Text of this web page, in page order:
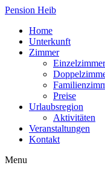
Pension Heib
Home
Unterkunft
Zimmer
Einzelzimmer
Preise
Urlaubsregion
Aktivitäten
Veranstaltungen
Kontakt
Menu